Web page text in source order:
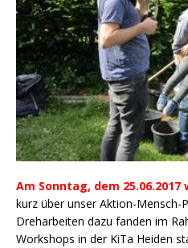
Am Sonntag, dem 25.06.2017
kurz über unser Aktion-Mensch-
Dreharbeiten dazu fanden im
Workshops in der KiTa Heiden